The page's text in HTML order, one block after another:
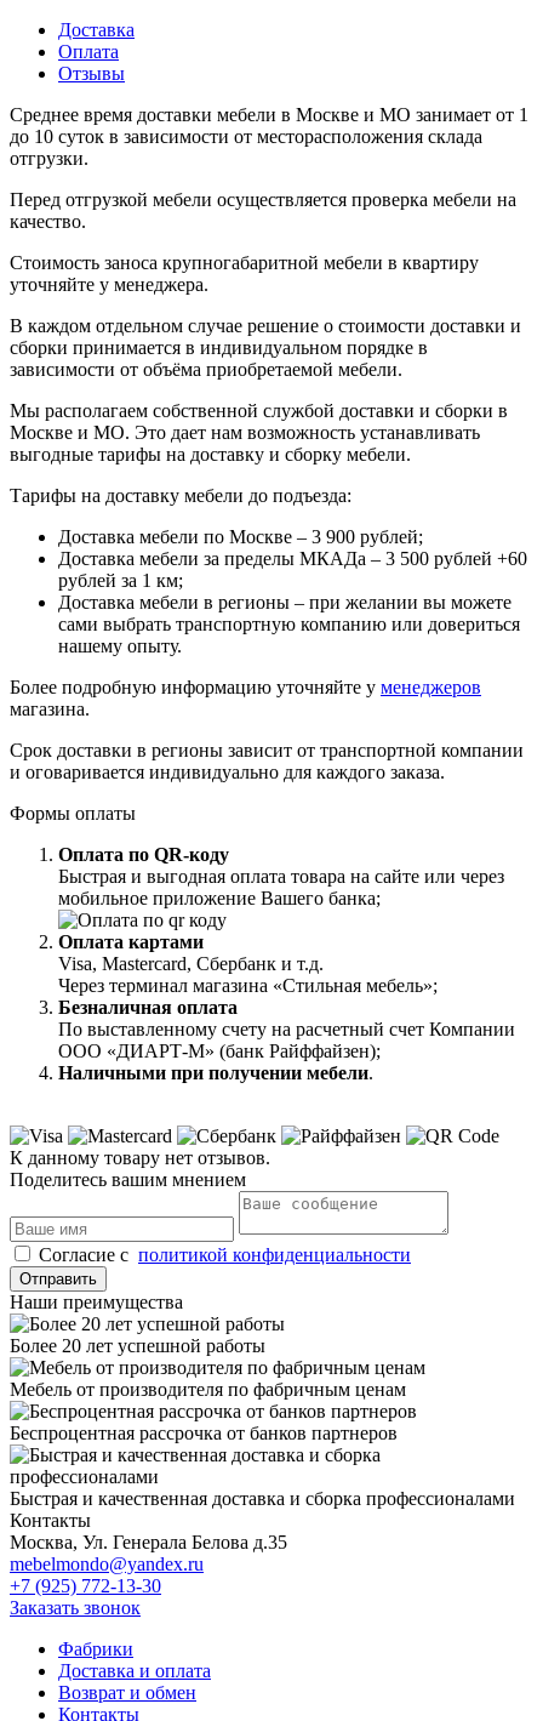
Доставка
Оплата
Отзывы
Среднее время доставки мебели в Москве и МО занимает от 1
до 10 суток в зависимости от месторасположения склада
отгрузки.
Перед отгрузкой мебели осуществляется проверка мебели на
качество.
Стоимость заноса крупногабаритной мебели в квартиру
уточняйте у менеджера.
В каждом отдельном случае решение о стоимости доставки и
сборки принимается в индивидуальном порядке в
зависимости от объёма приобретаемой мебели.
Мы располагаем собственной службой доставки и сборки в
Москве и МО. Это дает нам возможность устанавливать
выгодные тарифы на доставку и сборку мебели.
Тарифы на доставку мебели до подъезда:
Доставка мебели по Москве – 3 900 рублей;
Доставка мебели за пределы МКАДа – 3 500 рублей +60
рублей за 1 км;
Доставка мебели в регионы – при желании вы можете
сами выбрать транспортную компанию или довериться
нашему опыту.
Более подробную информацию уточняйте у менеджеров
магазина.
Срок доставки в регионы зависит от транспортной компании
и оговаривается индивидуально для каждого заказа.
Формы оплаты
Оплата по QR-коду
Быстрая и выгодная оплата товара на сайте или через
мобильное приложение Вашего банка;
Оплата картами
Visa, Mastercard, Сбербанк и т.д.
Через терминал магазина «Стильная мебель»;
Безналичная оплата
По выставленному счету на расчетный счет Компании
ООО «ДИАРТ-М» (банк Райффайзен);
Наличными при получении мебели.
К данному товару нет отзывов.
Поделитесь вашим мнением
Cогласие с политикой конфиденциальности
Отправить
Наши преимущества
Более 20 лет успешной работы
Мебель от производителя по фабричным ценам
Беспроцентная рассрочка от банков партнеров
Быстрая и качественная доставка и сборка профессионалами
Контакты
Москва, Ул. Генерала Белова д.35
mebelmondo@yandex.ru
+7 (925) 772-13-30
Заказать звонок
Фабрики
Доставка и оплата
Возврат и обмен
Контакты